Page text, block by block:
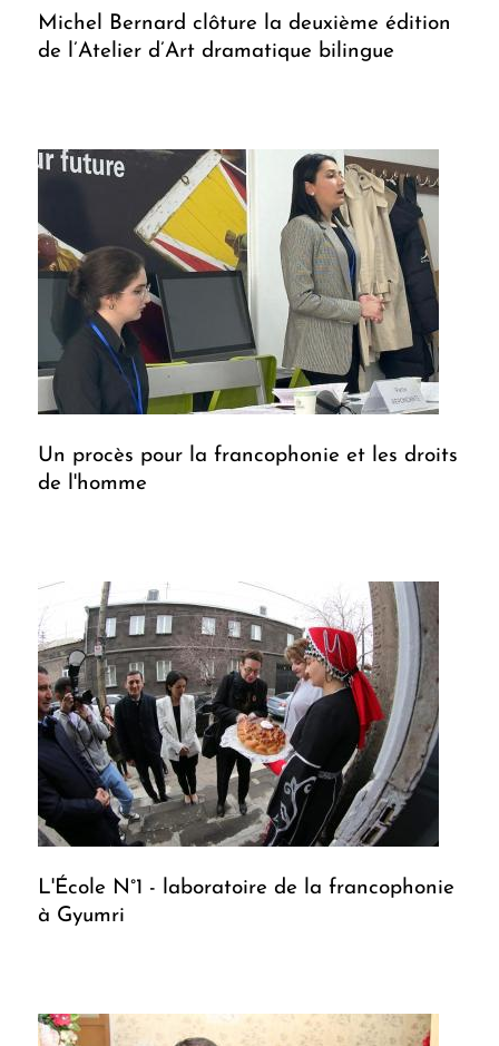
Michel Bernard clôture la deuxième édition
de l’Atelier d’Art dramatique bilingue
Un procès pour la francophonie et les droits
de l'homme
L'École N°1 - laboratoire de la francophonie
à Gyumri